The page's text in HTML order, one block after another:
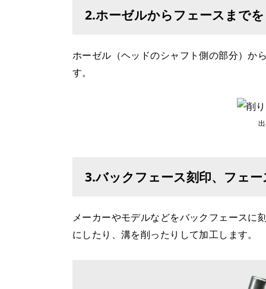
2.ホーゼルからフェースまで
ホーゼル（ヘッドのシャフト側の部分）か
す。
3.バックフェース刻印、フェ
メーカーやモデルなどをバックフェースに
にしたり、溝を削ったりして加工します。